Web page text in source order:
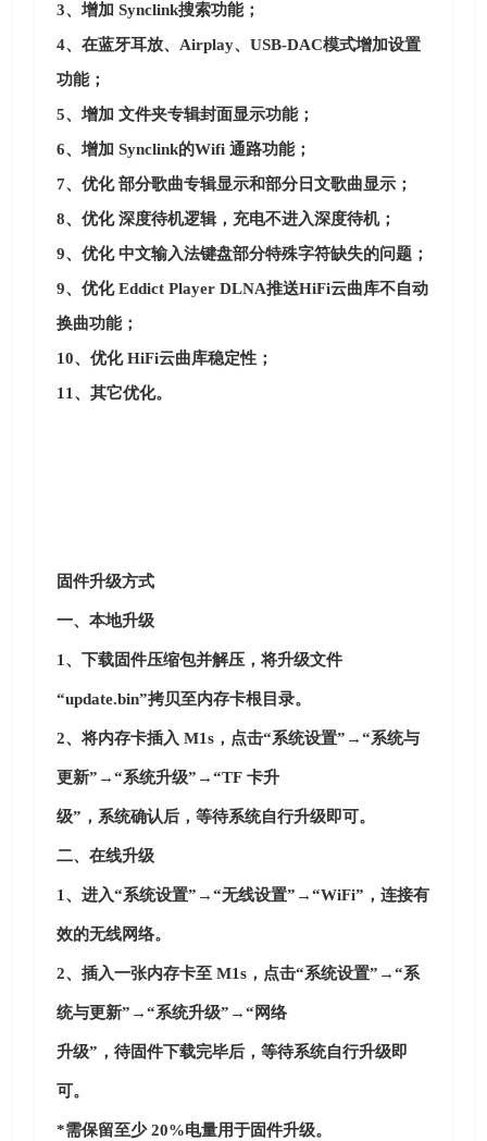
3、增加 Synclink搜索功能；
4、在蓝牙耳放、Airplay、USB-DAC模式增加设置
功能；
5、增加 文件夹专辑封面显示功能；
6、增加 Synclink的Wifi 通路功能；
7、优化 部分歌曲专辑显示和部分日文歌曲显示；
8、优化 深度待机逻辑，充电不进入深度待机；
9、优化 中文输入法键盘部分特殊字符缺失的问题；
9、优化 Eddict Player DLNA推送HiFi云曲库不自动
换曲功能；
10、优化 HiFi云曲库稳定性；
11、其它优化。
固件升级方式
一、本地升级
1、下载固件压缩包并解压，将升级文件
“update.bin”拷贝至内存卡根目录。
2、将内存卡插入 M1s，点击“系统设置”→“系统与
更新”→“系统升级”→“TF 卡升
级”，系统确认后，等待系统自行升级即可。
二、在线升级
1、进入“系统设置”→“无线设置”→“WiFi”，连接有
效的无线网络。
2、插入一张内存卡至 M1s，点击“系统设置”→“系
统与更新”→“系统升级”→“网络
升级”，待固件下载完毕后，等待系统自行升级即
可。
*需保留至少 20%电量用于固件升级。